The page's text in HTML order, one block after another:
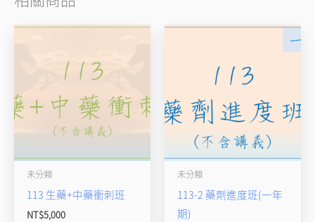
未分類
113 生藥+中藥衝刺班
NT$5,000
未分類
113-2 藥劑進度班(一年
期)